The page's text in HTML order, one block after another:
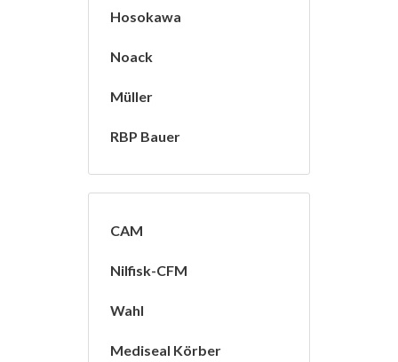
Hosokawa
Noack
Müller
RBP Bauer
CAM
Nilfisk-CFM
Wahl
Mediseal Körber